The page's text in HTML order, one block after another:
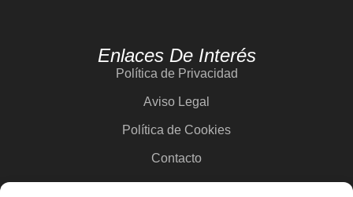
Enlaces De Interés
Política de Privacidad
Aviso Legal
Política de Cookies
Contacto